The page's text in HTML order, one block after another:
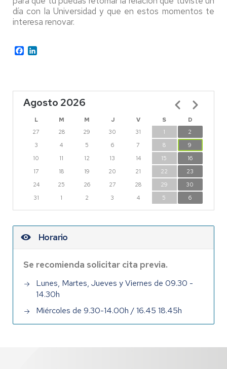
día con la Universidad y que en estos momentos te
interesa renovar.
Facebook
Agosto 2026
L M M J V S
D
27
28 29 30 31 1
2
3
4 5 6 7 8
9
10
11 12 13 14 15
16
17
18 19 20 21 22
23
24
25 26 27 28 29
30
31
1 2 3 4 5 6
Paginación
Horario
Se recomienda solicitar cita previa.
Lunes, Martes, Jueves y Viernes de 09.30 -
14.30h
Miércoles de 9.30-14.00h / 16.45 18.45h